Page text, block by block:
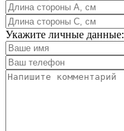
Укажите личные данные: